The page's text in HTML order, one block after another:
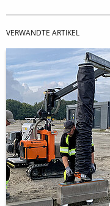
VERWANDTE ARTIKEL